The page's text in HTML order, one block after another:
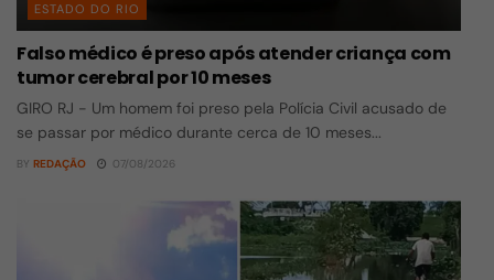
ESTADO DO RIO
Falso médico é preso após atender criança com
tumor cerebral por 10 meses
GIRO RJ - Um homem foi preso pela Polícia Civil acusado de
se passar por médico durante cerca de 10 meses...
BY REDAÇÃO 07/08/2026